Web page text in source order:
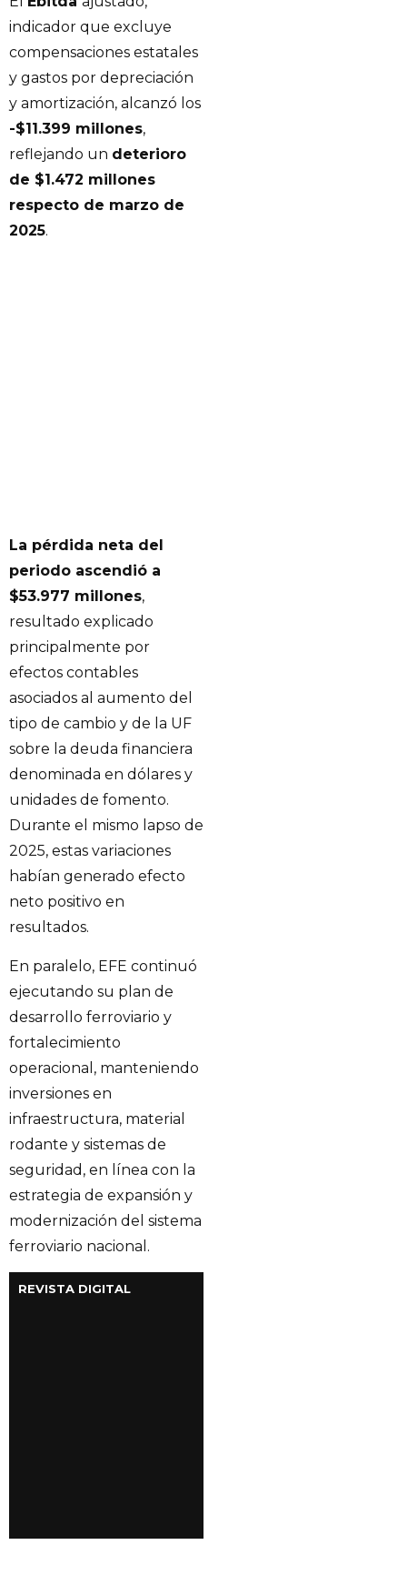
indicador que excluye
compensaciones estatales
y gastos por depreciación
y amortización, alcanzó los
-$11.399 millones,
reflejando un deterioro
de $1.472 millones
respecto de marzo de
2025.
La pérdida neta del
periodo ascendió a
$53.977 millones,
resultado explicado
principalmente por
efectos contables
asociados al aumento del
tipo de cambio y de la UF
sobre la deuda financiera
denominada en dólares y
unidades de fomento.
Durante el mismo lapso de
2025, estas variaciones
habían generado efecto
neto positivo en
resultados.
En paralelo, EFE continuó
ejecutando su plan de
desarrollo ferroviario y
fortalecimiento
operacional, manteniendo
inversiones en
infraestructura, material
rodante y sistemas de
seguridad, en línea con la
estrategia de expansión y
modernización del sistema
ferroviario nacional.
REVISTA DIGITAL